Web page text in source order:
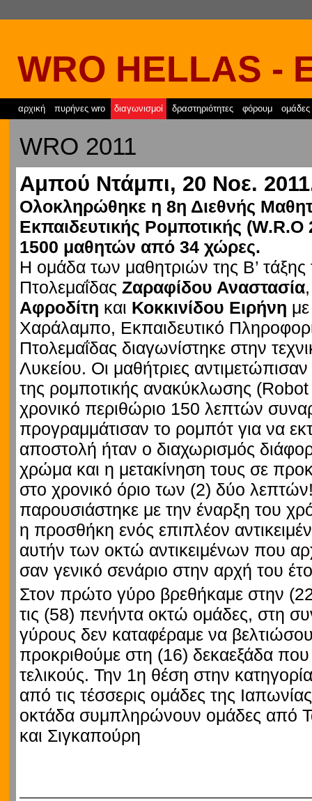
WRO HELLAS -
αρχική πυρήνες wro διαγωνισμοί δραστηριότητες φόρουμ ομάδες
WRO 2011
Αμπού Ντάμπι, 20 Νοε.
Ολοκληρώθηκε η 8η Διεθνής
Εκπαιδευτικής Ρομποτικής
1500 μαθητών από 34 χώρες.
Η ομάδα των μαθητριών της Β’ τάξης
Πτολεμαΐδας Ζαραφίδου Αναστασία
Αφροδίτη και Κοκκινίδου Ειρήνη
Χαράλαμπο, Εκπαιδευτικό
Πτολεμαΐδας διαγωνίστηκε στην
Λυκείου. Οι μαθήτριες
της ρομποτικής ανακύκλωσης
χρονικό περιθώριο 150 λεπτών
προγραμμάτισαν το ρομπότ για να
αποστολή ήταν ο διαχωρισμός
χρώμα και η μετακίνηση τους σε
στο χρονικό όριο των (2) δύο
παρουσιάστηκε με την έναρξη του
η προσθήκη ενός επιπλέον
αυτήν των οκτώ αντικειμένων που
σαν γενικό σενάριο στην αρχή του
Στον πρώτο γύρο βρεθήκαμε στην
τις (58) πενήντα οκτώ ομάδες, στη
γύρους δεν καταφέραμε να
προκριθούμε στη (16) δεκαεξάδα που
τελικούς. Την 1η θέση στην
από τις τέσσερις ομάδες της
οκτάδα συμπληρώνουν ομάδες από
και Σιγκαπούρη